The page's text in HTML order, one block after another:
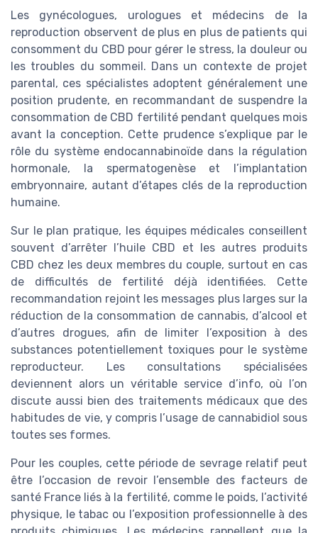
Les gynécologues, urologues et médecins de la
reproduction observent de plus en plus de patients qui
consomment du CBD pour gérer le stress, la douleur ou
les troubles du sommeil. Dans un contexte de projet
parental, ces spécialistes adoptent généralement une
position prudente, en recommandant de suspendre la
consommation de CBD fertilité pendant quelques mois
avant la conception. Cette prudence s’explique par le
rôle du système endocannabinoïde dans la régulation
hormonale, la spermatogenèse et l’implantation
embryonnaire, autant d’étapes clés de la reproduction
humaine.
Sur le plan pratique, les équipes médicales conseillent
souvent d’arrêter l’huile CBD et les autres produits
CBD chez les deux membres du couple, surtout en cas
de difficultés de fertilité déjà identifiées. Cette
recommandation rejoint les messages plus larges sur la
réduction de la consommation de cannabis, d’alcool et
d’autres drogues, afin de limiter l’exposition à des
substances potentiellement toxiques pour le système
reproducteur. Les consultations spécialisées
deviennent alors un véritable service d’info, où l’on
discute aussi bien des traitements médicaux que des
habitudes de vie, y compris l’usage de cannabidiol sous
toutes ses formes.
Pour les couples, cette période de sevrage relatif peut
être l’occasion de revoir l’ensemble des facteurs de
santé France liés à la fertilité, comme le poids, l’activité
physique, le tabac ou l’exposition professionnelle à des